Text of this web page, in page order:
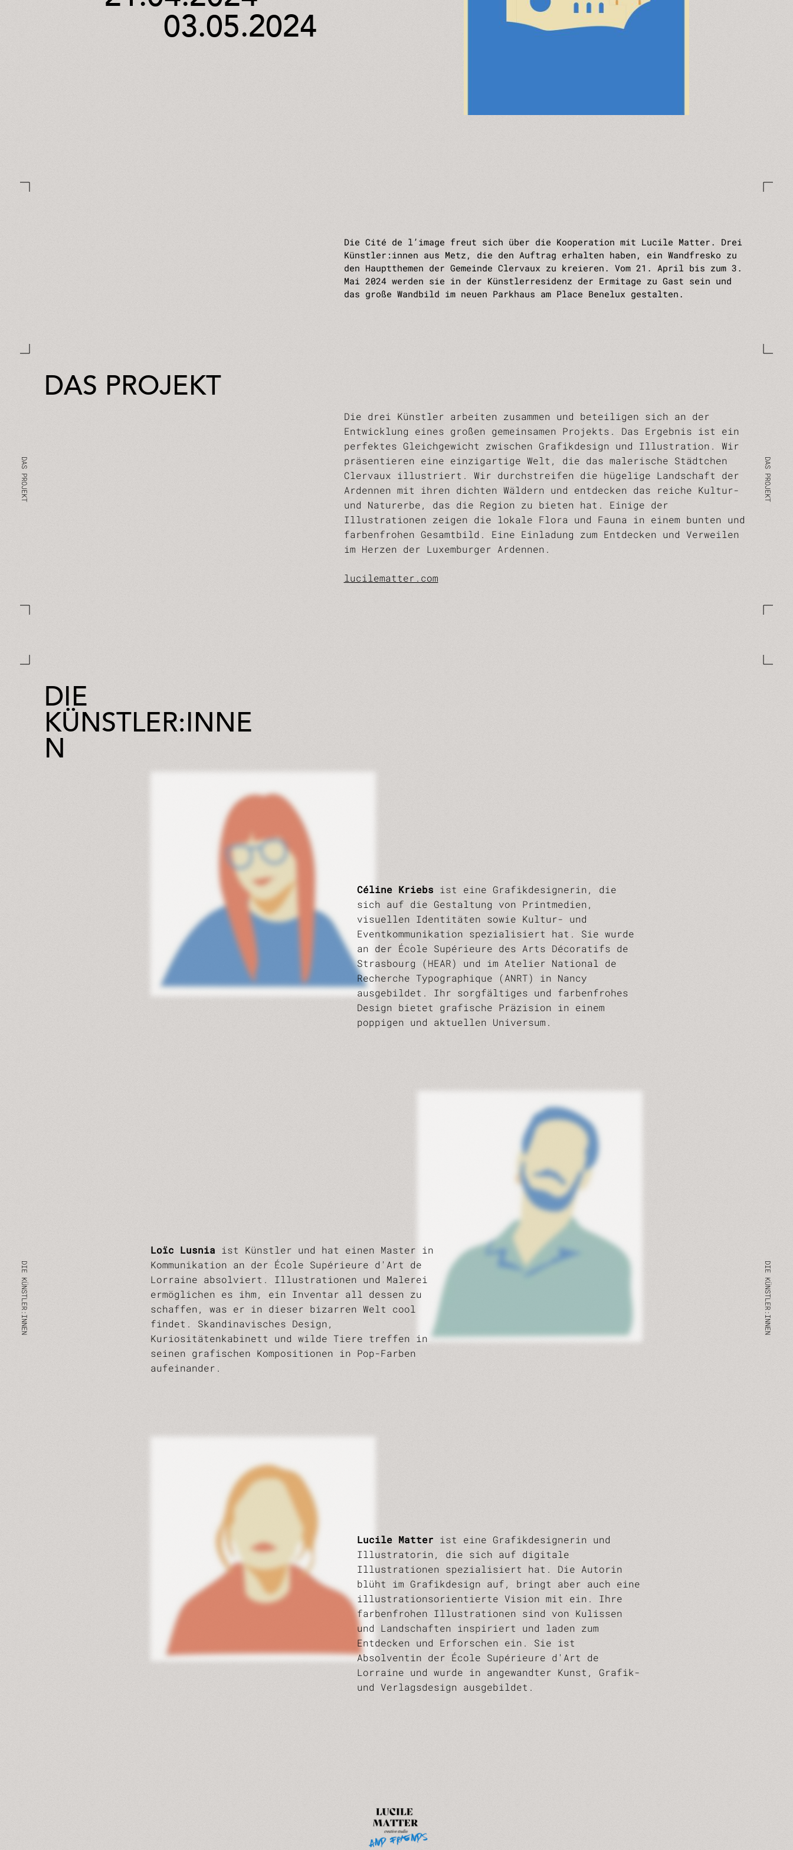
03.05.2024
Die Cité de l’image freut sich über die Kooperation mit Lucile Matter. Drei
Künstler:innen aus Metz, die den Auftrag erhalten haben, ein Wandfresko zu
den Hauptthemen der Gemeinde Clervaux zu kreieren. Vom 21. April bis zum 3.
Mai 2024 werden sie in der Künstlerresidenz der Ermitage zu Gast sein und
das große Wandbild im neuen Parkhaus am Place Benelux gestalten.
DAS PROJEKT
Die drei Künstler arbeiten zusammen und beteiligen sich an der
Entwicklung eines großen gemeinsamen Projekts. Das Ergebnis ist ein
perfektes Gleichgewicht zwischen Grafikdesign und Illustration. Wir
präsentieren eine einzigartige Welt, die das malerische Städtchen
Clervaux illustriert. Wir durchstreifen die hügelige Landschaft der
Ardennen mit ihren dichten Wäldern und entdecken das reiche Kultur-
und Naturerbe, das die Region zu bieten hat. Einige der
Illustrationen zeigen die lokale Flora und Fauna in einem bunten und
farbenfrohen Gesamtbild. Eine Einladung zum Entdecken und Verweilen
im Herzen der Luxemburger Ardennen.
lucilematter.com
DIE
KÜNSTLER:INNE
N
Céline Kriebs ist eine Grafikdesignerin, die
sich auf die Gestaltung von Printmedien,
visuellen Identitäten sowie Kultur- und
Eventkommunikation spezialisiert hat. Sie wurde
an der École Supérieure des Arts Décoratifs de
Strasbourg (HEAR) und im Atelier National de
Recherche Typographique (ANRT) in Nancy
ausgebildet. Ihr sorgfältiges und farbenfrohes
Design bietet grafische Präzision in einem
poppigen und aktuellen Universum.
Loïc Lusnia ist Künstler und hat einen Master in
Kommunikation an der École Supérieure d'Art de
Lorraine absolviert. Illustrationen und Malerei
ermöglichen es ihm, ein Inventar all dessen zu
schaffen, was er in dieser bizarren Welt cool
findet. Skandinavisches Design,
Kuriositätenkabinett und wilde Tiere treffen in
seinen grafischen Kompositionen in Pop-Farben
aufeinander.
Lucile Matter ist eine Grafikdesignerin und
Illustratorin, die sich auf digitale
Illustrationen spezialisiert hat. Die Autorin
blüht im Grafikdesign auf, bringt aber auch eine
illustrationsorientierte Vision mit ein. Ihre
farbenfrohen Illustrationen sind von Kulissen
und Landschaften inspiriert und laden zum
Entdecken und Erforschen ein. Sie ist
Absolventin der École Supérieure d'Art de
Lorraine und wurde in angewandter Kunst, Grafik-
und Verlagsdesign ausgebildet.